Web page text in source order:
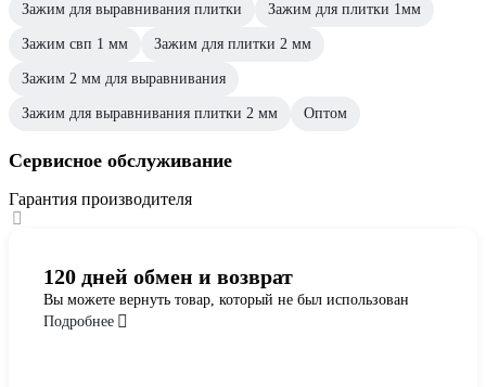
Зажим для выравнивания плитки Зажим для плитки 1мм
Зажим свп 1 мм Зажим для плитки 2 мм
Зажим 2 мм для выравнивания
Зажим для выравнивания плитки 2 мм Оптом
Сервисное обслуживание
Гарантия производителя
120 дней обмен и возврат
Вы можете вернуть товар, который не был использован
Подробнее